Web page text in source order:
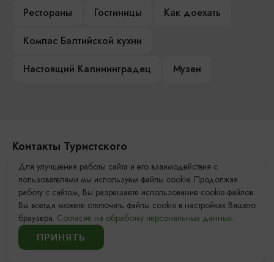
Рестораны
Гостиницы
Как доехать
Компас Балтийской кухни
Настоящий Калининградец
Музеи
Контакты Туристского
информационного центра
+7 (4012) 555-200
8 (800) 200-55-39
info@visit-kaliningrad.ru
Для улучшения работы сайта и его взаимодействия с
пользователями мы используем файлы cookie. Продолжая
работу с сайтом, Вы разрешаете использование cookie-файлов.
Вы всегда можете отключить файлы cookie в настройках Вашего
браузера. Согласие на обработку персональных данных.
ПРИНЯТЬ